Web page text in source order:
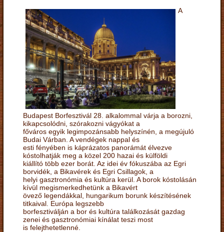
A
Budapest Borfesztivál 28. alkalommal várja a borozni,
kikapcsolódni, szórakozni vágyókat a
főváros egyik legimpozánsabb helyszínén, a megújuló
Budai Várban. A vendégek nappal és
esti fényében is káprázatos panorámát élvezve
kóstolhatják meg a közel 200 hazai és külföldi
kiállító több ezer borát. Az idei év fókuszába az Egri
borvidék, a Bikavérek és Egri Csillagok, a
helyi gasztronómia és kultúra kerül. A borok kóstolásán
kívül megismerkedhetünk a Bikavért
övező legendákkal, hungarikum borunk készítésének
titkaival. Európa legszebb
borfesztiválján a bor és kultúra találkozását gazdag
zenei és gasztronómiai kínálat teszi most
is felejthetetlenné.